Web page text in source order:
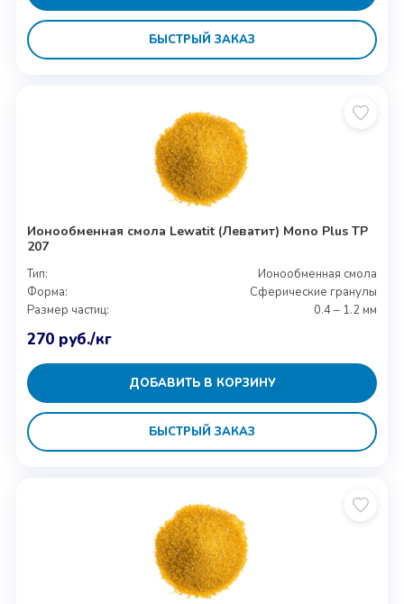
БЫСТРЫЙ ЗАКАЗ
Ионообменная смола Lewatit (Леватит) Mono Plus TP
207
Тип:
Ионообменная смола
Форма:
Сферические гранулы
Размер частиц:
0.4 – 1.2 мм
270 руб./кг
ДОБАВИТЬ В КОРЗИНУ
БЫСТРЫЙ ЗАКАЗ